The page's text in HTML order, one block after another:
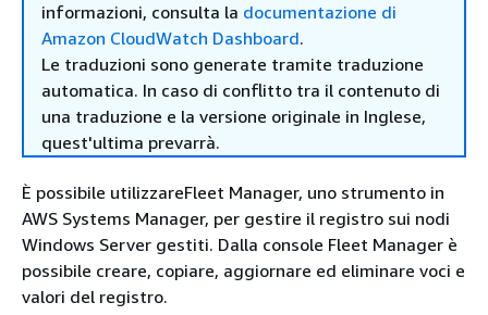
informazioni, consulta la documentazione di
Amazon CloudWatch Dashboard.
Le traduzioni sono generate tramite traduzione
automatica. In caso di conflitto tra il contenuto di
una traduzione e la versione originale in Inglese,
quest'ultima prevarrà.
È possibile utilizzareFleet Manager, uno strumento in
AWS Systems Manager, per gestire il registro sui nodi
Windows Server gestiti. Dalla console Fleet Manager è
possibile creare, copiare, aggiornare ed eliminare voci e
valori del registro.